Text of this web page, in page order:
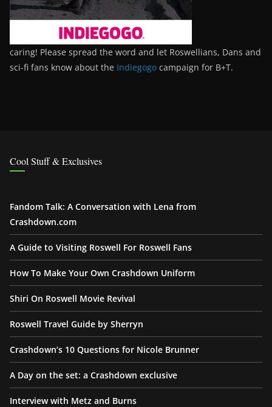
caring! Please spread the word and let Roswellians, Dans and
sci-fi fans know about the Indiegogo campaign for B+T.
Cool Stuff & Exclusives
Fandom Talk: A Conversation with Lena from
Crashdown.com
A Guide to Visiting Roswell For Roswell Fans
How To Make Your Own Crashdown Uniform
Shiri On Roswell Movie Revival
Roswell Travel Guide by Sherryn
Crashdown’s 10 Questions for Nicole Brunner
A Day on the set: a Crashdown exclusive
Interview with Metz and Burns